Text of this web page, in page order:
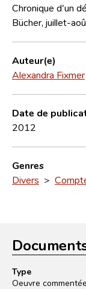
Chronique d'un
Bücher, juillet-
Auteur(e)
Alexandra Fixmer
Date de
2012
Genres
Divers >
Type
Oeuvre commentée